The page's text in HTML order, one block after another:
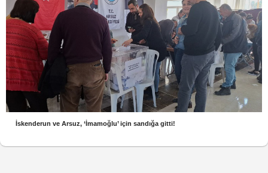
İskenderun ve Arsuz, ‘İmamoğlu’ için sandığa gitti!